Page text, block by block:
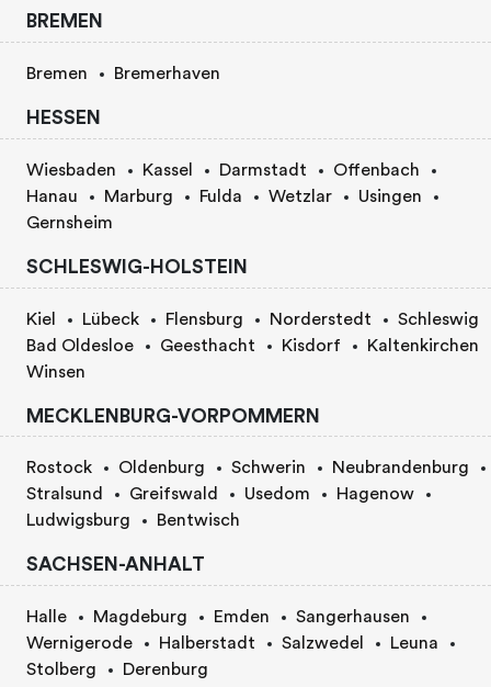
BREMEN
Bremen Bremerhaven
HESSEN
Wiesbaden Kassel Darmstadt
Offenbach
Hanau
Marburg Fulda Wetzlar
Usingen
Gernsheim
SCHLESWIG-HOLSTEIN
Kiel Lübeck Flensburg Norderstedt
Schleswig
Bad Oldesloe
Geesthacht Kisdorf
Kaltenkirchen
Winsen
MECKLENBURG-VORPOMMERN
Rostock Oldenburg Schwerin
Neubrandenburg
Stralsund
Greifswald Usedom
Hagenow
Ludwigsburg
Bentwisch
SACHSEN-ANHALT
Halle Magdeburg Emden
Sangerhausen
Wernigerode
Halberstadt Salzwedel
Leuna
Stolberg
Derenburg